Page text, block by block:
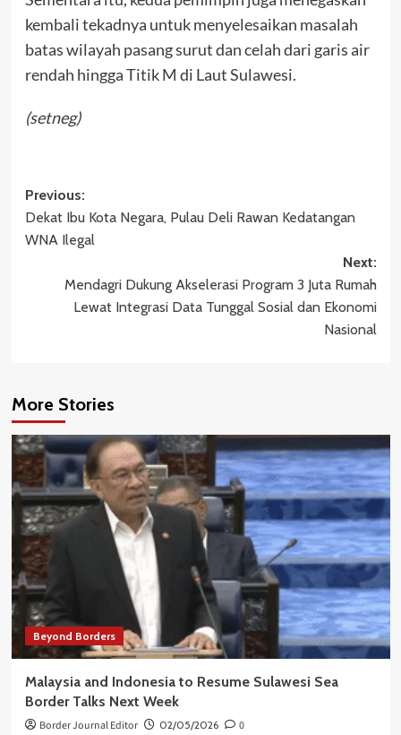
kembali tekadnya untuk menyelesaikan masalah
batas wilayah pasang surut dan celah dari garis air
rendah hingga Titik M di Laut Sulawesi.
(setneg)
Post
navigation
Previous:
Dekat Ibu Kota Negara, Pulau Deli Rawan Kedatangan
WNA Ilegal
Next:
Mendagri Dukung Akselerasi Program 3 Juta Rumah
Lewat Integrasi Data Tunggal Sosial dan Ekonomi
Nasional
More Stories
Beyond Borders
Malaysia and Indonesia to Resume Sulawesi Sea
Border Talks Next Week
Border Journal Editor 02/05/2026 0